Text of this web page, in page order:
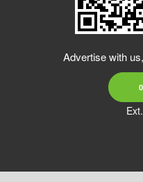
Advertise with